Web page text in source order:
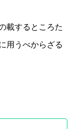
載するところた
用うべからざる